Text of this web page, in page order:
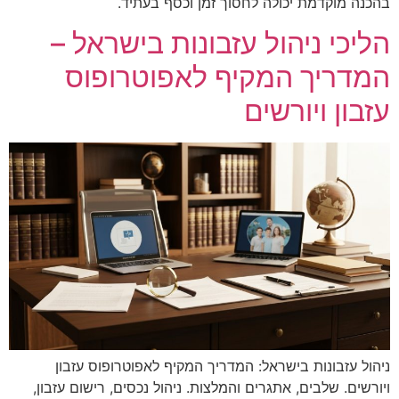
הליכי ניהול עזבונות בישראל –
המדריך המקיף לאפוטרופוס
עזבון ויורשים
ניהול עזבונות בישראל: המדריך המקיף לאפוטרופוס עזבון
ויורשים. שלבים, אתגרים והמלצות. ניהול נכסים, רישום עזבון,